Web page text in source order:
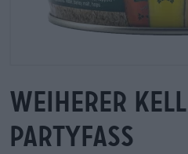
weiherer
partyfass